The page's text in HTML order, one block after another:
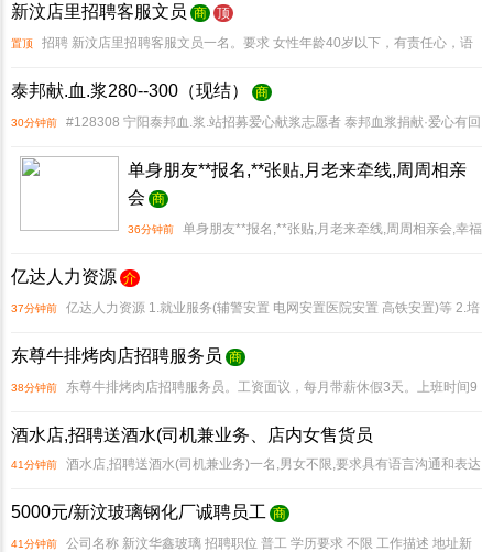
新汶店里招聘客服文员 商 顶
置顶 招聘 新汶店里招聘客服文员一名。要求 女性年龄40岁以下，有责任心，语
时电话 。 7.26-8.12，余下
泰邦献.血.浆280--300（现结） 商
30分钟前 #128308 宁阳泰邦血.浆.站招募爱心献浆志愿者 泰邦血浆捐献·爱心有回
报 #10084 #65039 #10024 泰安籍18-55周岁健康人群欢迎参与 #9989 首次补
单身朋友**报名,**张贴,月老来牵线,周周相亲
会 商
36分钟前 单身朋友**报名,**张贴,月老来牵线,周周相亲会,幸福
亿达人力资源 介
37分钟前 亿达人力资源 1.就业服务(辅警安置 电网安置医院安置 高铁安置)等 2.培
根据个人情况来定制未来发展. 抱
东尊牛排烤肉店招聘服务员 商
38分钟前 东尊牛排烤肉店招聘服务员。工资面议，每月带薪休假3天。上班时间9
刷新一年，双
酒水店,招聘送酒水(司机兼业务、店内女售货员
41分钟前 酒水店,招聘送酒水(司机兼业务)一名,男女不限,要求具有语言沟通和表达
表达能力强,具有一定的销售经验,人品
5000元/新汶玻璃钢化厂诚聘员工 商
41分钟前 公司名称 新汶华鑫玻璃 招聘职位 普工 学历要求 不限 工作描述 地址新